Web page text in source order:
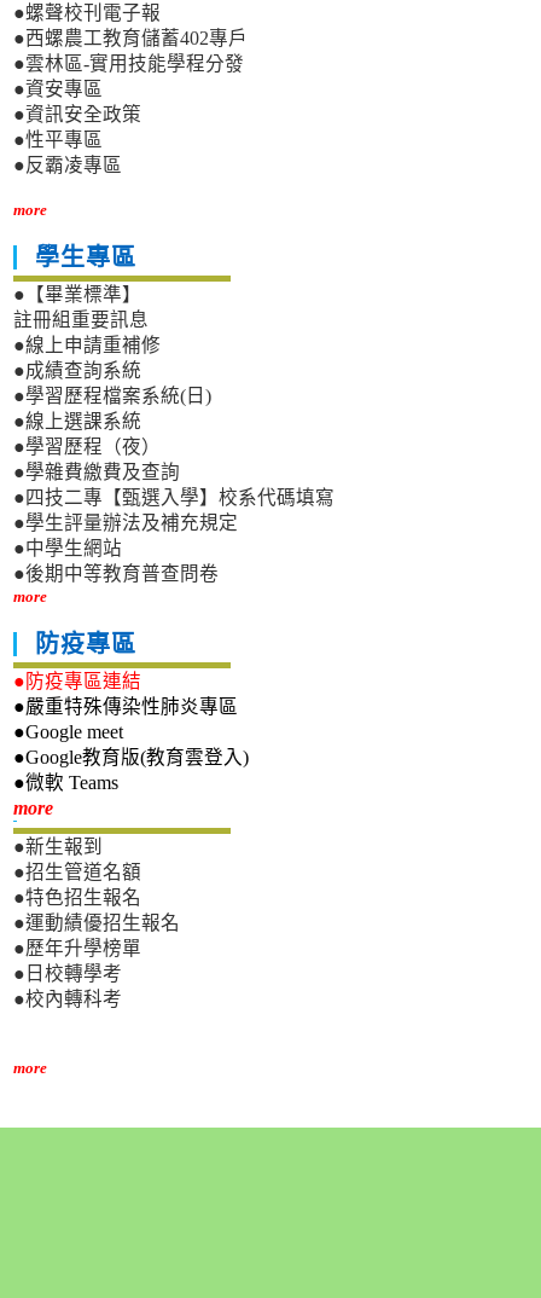
●螺聲校刊電子報
●西螺農工教育儲蓄402專戶
●雲林區-實用技能學程分發
●資安專區
●資訊安全政策
●性平專區
●反霸凌專區
more
學生專區
●【畢業標準】
註冊組重要訊息
●線上申請重補修
●成績查詢系統
●學習歷程檔案系統(日)
●線上選課系統
●學習歷程（夜）
●學雜費繳費及查詢
●四技二專【甄選入學】校系代碼填寫
●學生評量辦法及補充規定
●中學生網站
●後期中等教育普查問卷
more
防疫專區
●防疫專區連結
●嚴重特殊傳染性肺炎專區
●Google meet
●Google教育版(教育雲登入)
●微軟 Teams
more新生專區
●新生報到
●招生管道名額
●特色招生報名
●運動績優招生報名
●歷年升學榜單
●日校轉學考
●校內轉科考
more